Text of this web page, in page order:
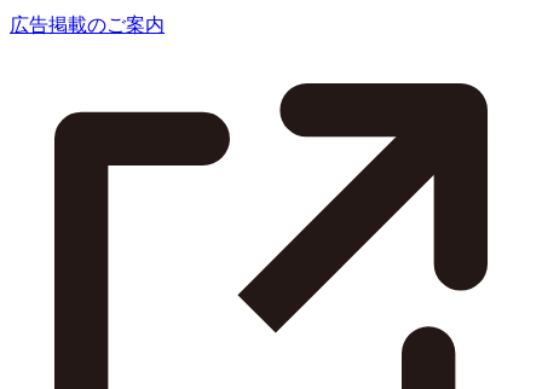
広告掲載のご案内